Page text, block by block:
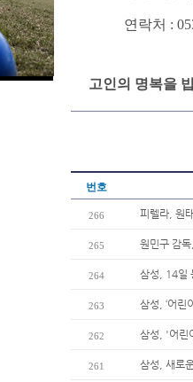
연락처 :
고인의 명복을
번호
266 피렐라, 원
265 원민구 감
264 삼성, 14일
263 삼성, ‘어린
262 삼성, '어린
261 삼성, 새로